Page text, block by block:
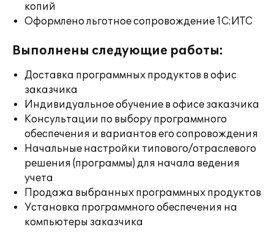
копий
Оформлено льготное сопровождение 1С:ИТС
Выполнены следующие работы:
Доставка программных продуктов в офис
заказчика
Индивидуальное обучение в офисе заказчика
Консультации по выбору программного
обеспечения и вариантов его сопровождения
Начальные настройки типового/отраслевого
решения (программы) для начала ведения
учета
Продажа выбранных программных продуктов
Установка программного обеспечения на
компьютеры заказчика